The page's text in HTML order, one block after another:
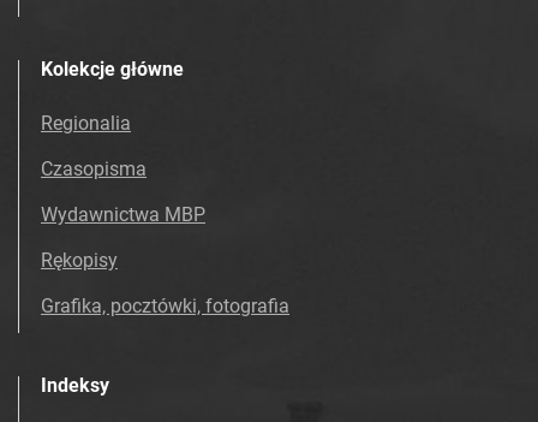
Feliksa Dzierżyńskiego. 1974
Tarnowskie Azoty : Organ Samorządu
Feliksa Dzierżyńskiego. 1975
Tarnowskie Azoty : Organ Samorządu
Feliksa Dzierżyńskiego. 1976
Tarnowskie Azoty : Organ Samorządu
Tarnowskie Azoty : Organ Samorządu
Kolekcje główne
Regionalia
Czasopisma
Wydawnictwa MBP
Rękopisy
Grafika, pocztówki, fotografia
Indeksy